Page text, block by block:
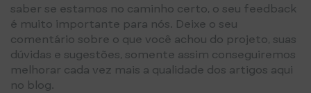
saber se estamos no caminho certo, o seu feedback
é muito importante para nós. Deixe o seu
comentário sobre o que você achou do projeto, suas
dúvidas e sugestões, somente assim conseguiremos
melhorar cada vez mais a qualidade dos artigos aqui
no blog.